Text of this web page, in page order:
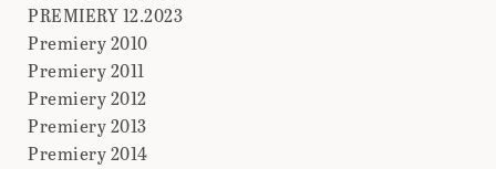
PREMIERY 12.2023
Premiery 2010
Premiery 2011
Premiery 2012
Premiery 2013
Premiery 2014